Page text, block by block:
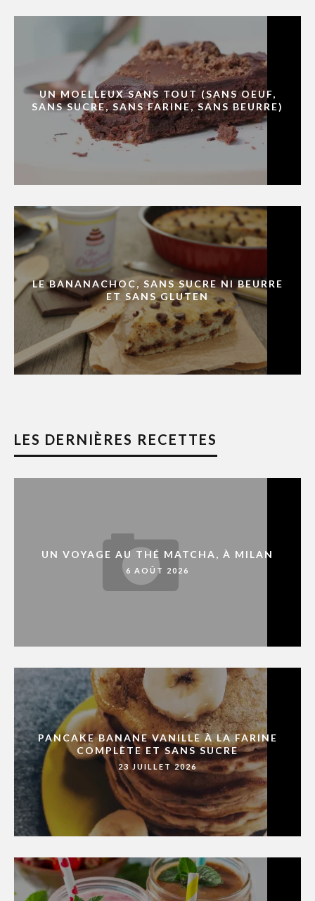
UN MOELLEUX SANS TOUT (SANS OEUF,
SANS SUCRE, SANS FARINE, SANS BEURRE)
LE BANANACHOC, SANS SUCRE NI BEURRE
ET SANS GLUTEN
LES DERNIÈRES RECETTES
UN VOYAGE AU THÉ MATCHA, À MILAN
6 AOÛT 2026
PANCAKE BANANE VANILLE À LA FARINE
COMPLÈTE ET SANS SUCRE
23 JUILLET 2026